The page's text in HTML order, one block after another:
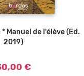
Manuel de l'élève (Ed.
2019)
€